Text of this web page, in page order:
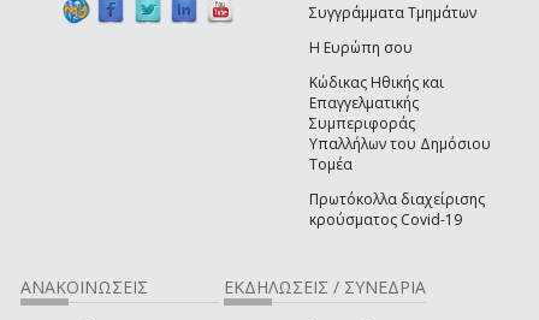
Συγγράμματα Τμημάτων
Η Ευρώπη σου
Κώδικας Ηθικής και
Επαγγελματικής
Συμπεριφοράς
Υπαλλήλων του Δημόσιου
Τομέα
Πρωτόκολλα διαχείρισης
κρούσματος Covid-19
ΑΝΑΚΟΙΝΩΣΕΙΣ ΕΚΔΗΛΩΣΕΙΣ / ΣΥΝΕΔΡΙΑ